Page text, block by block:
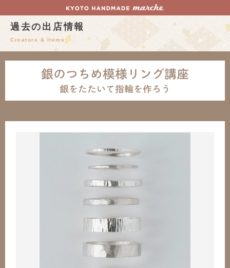
過去の出店情報
Creators & Items
銀のつちめ模様リング講座
銀をたたいて指輪を作ろう